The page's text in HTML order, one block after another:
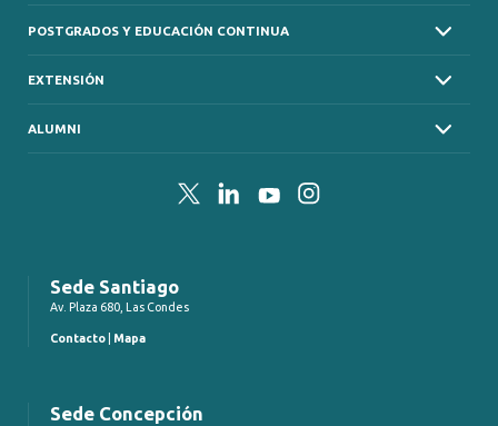
POSTGRADOS Y EDUCACIÓN CONTINUA
EXTENSIÓN
ALUMNI
TwitterLinkedInYouTubeInstagram
Sede Santiago
Av. Plaza 680, Las Condes
Contacto Mapa
Sede Concepción